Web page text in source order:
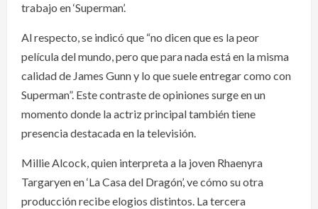
trabajo en ‘Superman’.
Al respecto, se indicó que “no dicen que es la peor
película del mundo, pero que para nada está en la misma
calidad de James Gunn y lo que suele entregar como con
Superman”. Este contraste de opiniones surge en un
momento donde la actriz principal también tiene
presencia destacada en la televisión.
Millie Alcock, quien interpreta a la joven Rhaenyra
Targaryen en ‘La Casa del Dragón’, ve cómo su otra
producción recibe elogios distintos. La tercera